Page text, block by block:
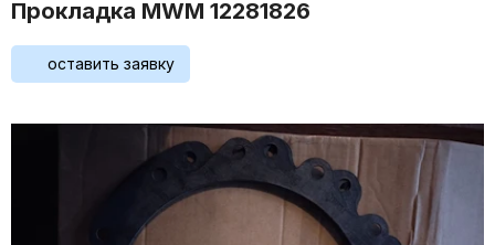
Прокладка MWM 12281826
оставить заявку